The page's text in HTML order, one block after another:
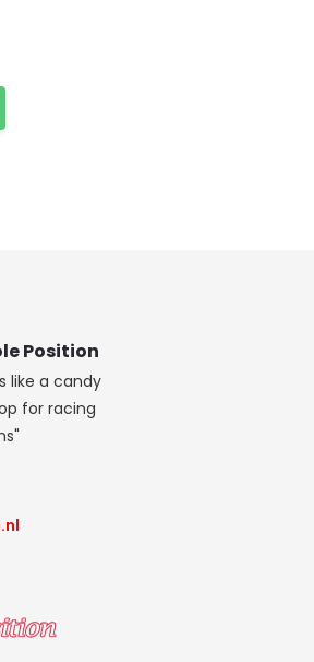
Position
like a candy
for racing